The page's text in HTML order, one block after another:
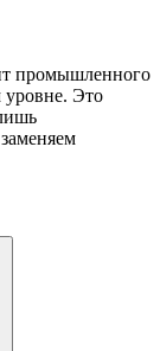
промышленного
Это